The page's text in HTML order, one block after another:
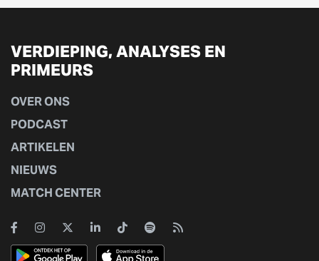
VERDIEPING, ANALYSES EN
PRIMEURS
OVER ONS
PODCAST
ARTIKELEN
NIEUWS
MATCH CENTER